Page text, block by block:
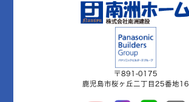
〒891-0175
鹿児島市桜ヶ丘二丁目25番地16